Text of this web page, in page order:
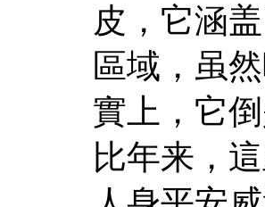
皮，它涵
區域，虽
實上，它
比年来，